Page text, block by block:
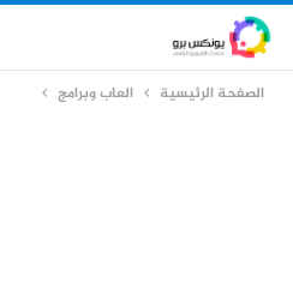
الصفحة الرئيسية العاب وبرامج